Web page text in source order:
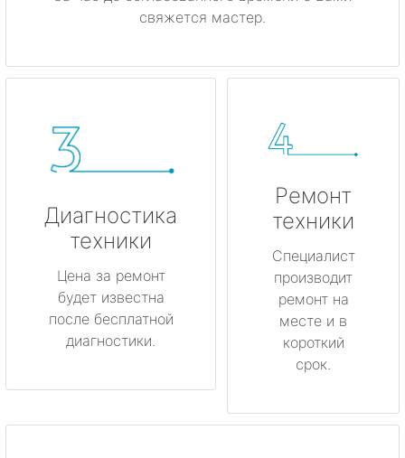
свяжется мастер.
Диагностика
техники
Цена за ремонт
будет известна
после бесплатной
диагностики.
Ремонт
техники
Специалист
производит
ремонт на
месте и в
короткий
срок.